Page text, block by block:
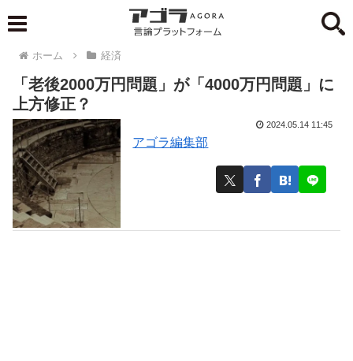
ホーム 経済
「老後2000万円問題」が「4000万円問題」に
上方修正？
アゴラ編集部
2024.05.14 11:45